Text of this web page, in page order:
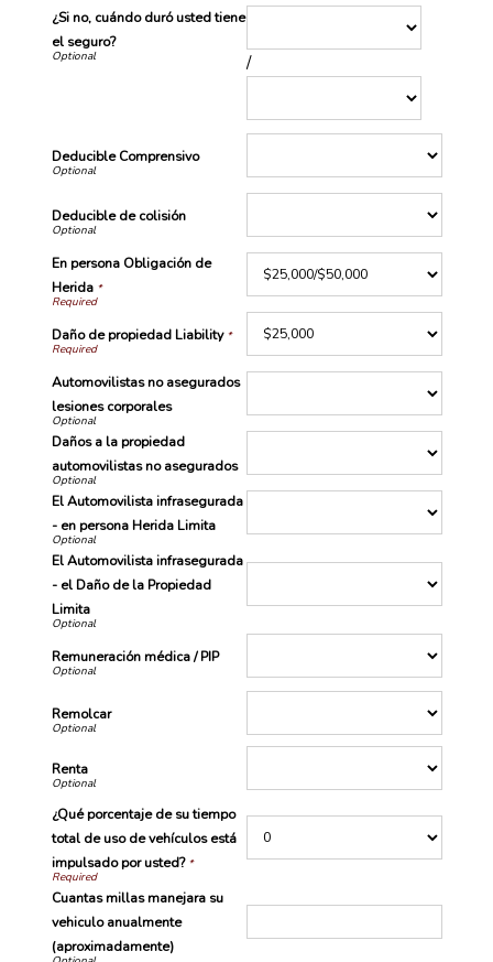
¿Si no, cuándo duró usted tiene
el seguro?
/
Deducible Comprensivo
Deducible de colisión
En persona Obligación de
Herida*
Daño de propiedad Liability*
Automovilistas no asegurados
lesiones corporales
Daños a la propiedad
automovilistas no asegurados
El Automovilista infrasegurada
- en persona Herida Limita
El Automovilista infrasegurada
- el Daño de la Propiedad
Limita
Remuneración médica / PIP
Remolcar
Renta
¿Qué porcentaje de su tiempo
total de uso de vehículos está
impulsado por usted?*
Cuantas millas manejara su
vehiculo anualmente
(aproximadamente)